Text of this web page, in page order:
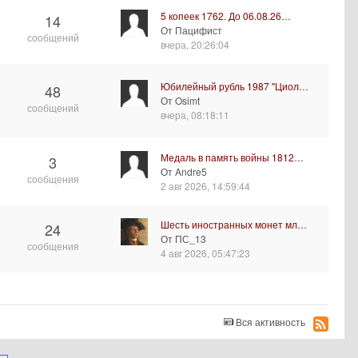
14
сообщений
5 копеек 1762. До 06.08.26…
От Пацифист
вчера, 20:26:04
48
сообщений
Юбилейный рубль 1987 "Циол…
От Osimt
вчера, 08:18:11
3
сообщения
Медаль в память войны 1812…
От Andre5
2 авг 2026, 14:59:44
24
сообщения
Шесть иностранных монет мл…
От ПС_13
4 авг 2026, 05:47:23
Вся активность